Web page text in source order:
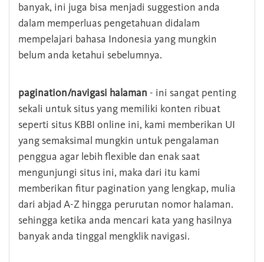
banyak, ini juga bisa menjadi suggestion anda
dalam memperluas pengetahuan didalam
mempelajari bahasa Indonesia yang mungkin
belum anda ketahui sebelumnya.
pagination/navigasi halaman - ini sangat penting
sekali untuk situs yang memiliki konten ribuat
seperti situs KBBI online ini, kami memberikan UI
yang semaksimal mungkin untuk pengalaman
penggua agar lebih flexible dan enak saat
mengunjungi situs ini, maka dari itu kami
memberikan fitur pagination yang lengkap, mulia
dari abjad A-Z hingga perurutan nomor halaman.
sehingga ketika anda mencari kata yang hasilnya
banyak anda tinggal mengklik navigasi.